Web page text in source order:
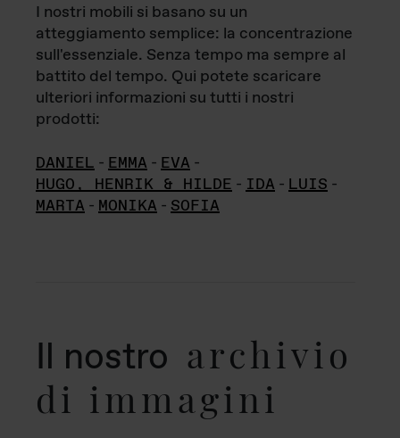
I nostri mobili si basano su un
atteggiamento semplice: la concentrazione
sull'essenziale. Senza tempo ma sempre al
battito del tempo. Qui potete scaricare
ulteriori informazioni su tutti i nostri
prodotti:
DANIEL - EMMA - EVA -
HUGO, HENRIK & HILDE - IDA - LUIS -
MARTA - MONIKA - SOFIA
Il nostro archivio
di immagini